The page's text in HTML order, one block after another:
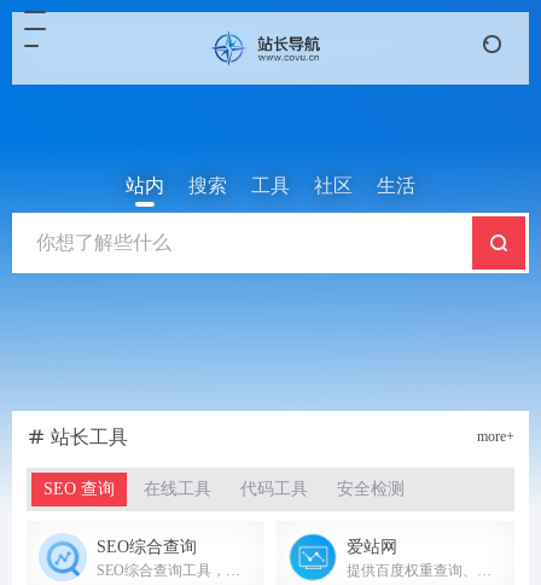
站内 搜索 工具 社区 生活
站长工具
SEO 查询 在线工具 代码工具 安全检测
more+
SEO综合查询 爱站网